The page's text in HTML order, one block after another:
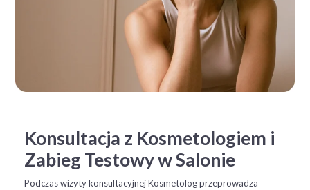
Konsultacja z Kosmetologiem i
Zabieg Testowy w Salonie
Podczas wizyty konsultacyjnej Kosmetolog przeprowadza